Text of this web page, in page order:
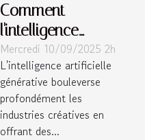
Comment
l'intelligence
artificielle
générative
transforme-t-elle
les industries
créatives ?
Mercredi 10/09/2025 2h
L'intelligence artificielle
générative bouleverse
profondément les
industries créatives en
offrant des...